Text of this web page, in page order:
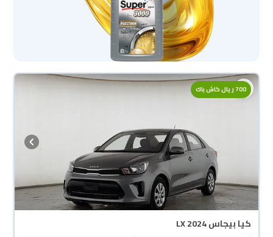
700 ريال كاش باك
كيا بيجاس LX 2024